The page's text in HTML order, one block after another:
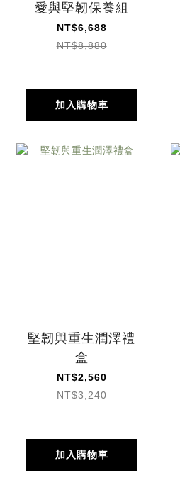
愛與堅韌保養組
NT$6,688
NT$8,880
加入購物車
堅韌與重生潤澤禮
盒
NT$2,560
NT$3,240
加入購物車